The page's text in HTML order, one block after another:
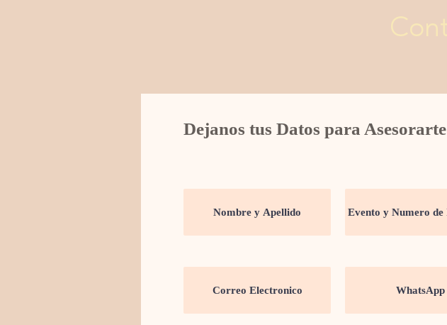
Dejanos tus Datos para Asesorarte